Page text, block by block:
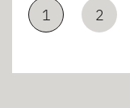
1 2